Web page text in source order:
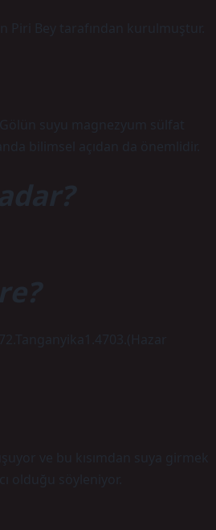
Piri Bey tarafından kurulmuştur.
suyu magnezyum sülfat
bilimsel açıdan da önemlidir.
ve bu kısımdan suya girmek
olduğu söyleniyor.